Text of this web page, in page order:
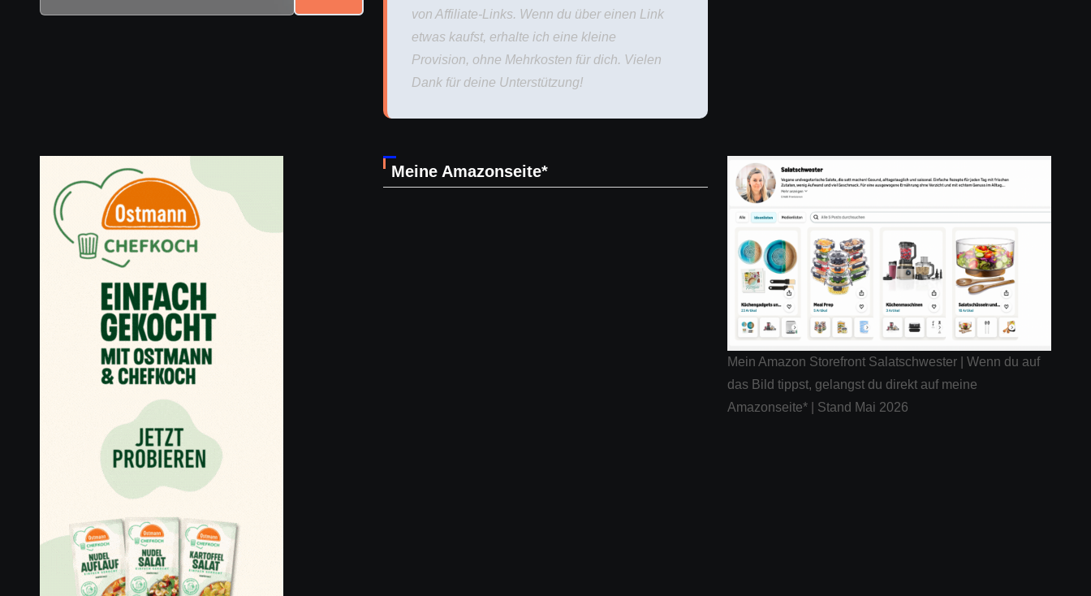
von Affiliate-Links. Wenn du über einen Link
etwas kaufst, erhalte ich eine kleine
Provision, ohne Mehrkosten für dich. Vielen
Dank für deine Unterstützung!
Meine Amazonseite*
Mein Amazon Storefront Salatschwester | Wenn du auf
das Bild tippst, gelangst du direkt auf meine
Amazonseite* | Stand Mai 2026